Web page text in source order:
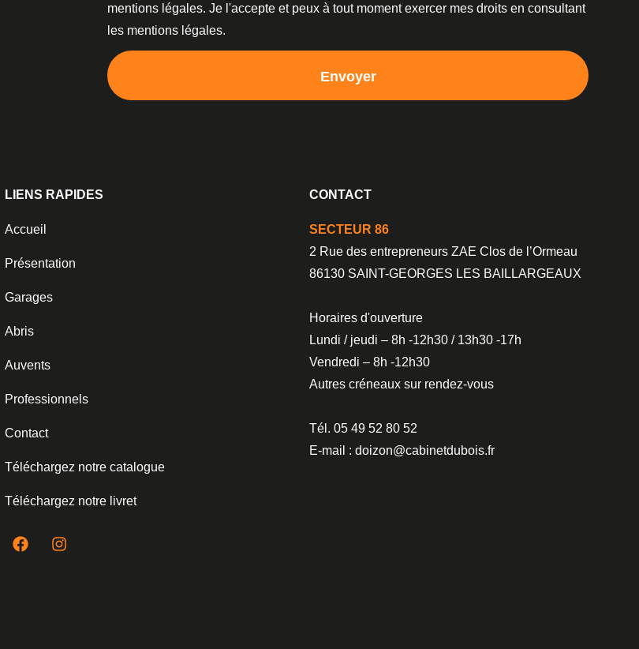
mentions légales. Je l'accepte et peux à tout moment exercer mes droits en consultant
les mentions légales.
Envoyer
LIENS RAPIDES
Accueil
Présentation
Garages
Abris
Auvents
Professionnels
Contact
Téléchargez notre catalogue
Téléchargez notre livret
CONTACT
SECTEUR 86
2 Rue des entrepreneurs ZAE Clos de l’Ormeau
86130 SAINT-GEORGES LES BAILLARGEAUX
Horaires d'ouverture
Lundi / jeudi – 8h -12h30 / 13h30 -17h
Vendredi – 8h -12h30
Autres créneaux sur rendez-vous
Tél. 05 49 52 80 52
E-mail : doizon@cabinetdubois.fr